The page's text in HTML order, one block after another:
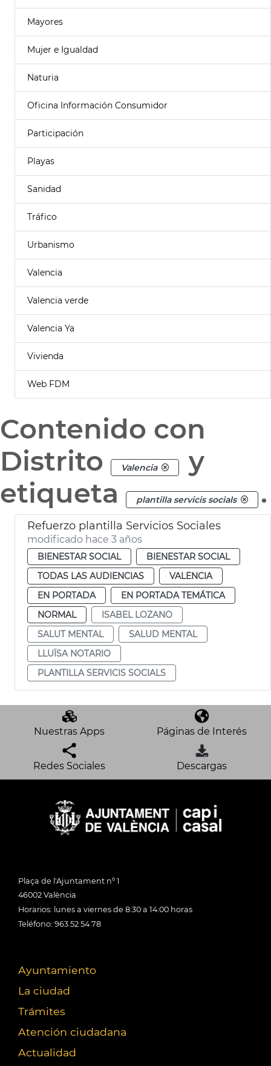
Mayores
Mujer e Igualdad
Naturia
Oficina Información Consumidor
Participación
Playas
Sanidad
Tráfico
Urbanismo
Valencia
Valencia verde
Valencia Ya
Vivienda
Web FDM
Contenido con
Distrito
Valencia
y
etiqueta
plantilla servicis socials .
Refuerzo plantilla Servicios Sociales
modificado hace 3 años
BIENESTAR SOCIAL
BIENESTAR SOCIAL
TODAS LAS AUDIENCIAS
VALENCIA
EN PORTADA
EN PORTADA TEMÁTICA
NORMAL
ISABEL LOZANO
SALUT MENTAL
SALUD MENTAL
LLUÏSA NOTARIO
PLANTILLA SERVICIS SOCIALS
Nuestras Apps Páginas de Interés
Redes Sociales Descargas
Plaça de l'Ajuntament nº 1
46002 València
Horarios: lunes a viernes de 8:30 a 14:00 horas
Teléfono: 963 52 54 78
Ayuntamiento
La ciudad
Trámites
Atención ciudadana
Actualidad